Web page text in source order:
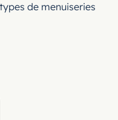
de menuiseries